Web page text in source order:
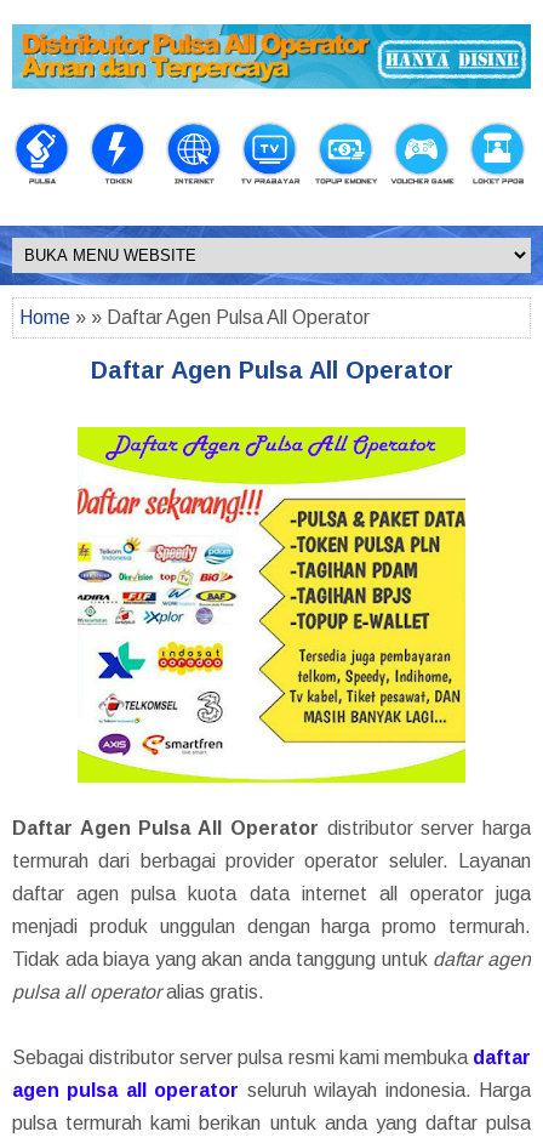
Home » » Daftar Agen Pulsa All Operator
Daftar Agen Pulsa All Operator
Daftar Agen Pulsa All Operator distributor server harga
termurah dari berbagai provider operator seluler. Layanan
daftar agen pulsa kuota data internet all operator juga
menjadi produk unggulan dengan harga promo termurah.
Tidak ada biaya yang akan anda tanggung untuk daftar agen
pulsa all operatoralias gratis.
Sebagai distributor server pulsa resmi kami membuka daftar
agen pulsa all operator seluruh wilayah indonesia. Harga
pulsa termurah kami berikan untuk anda yang daftar pulsa